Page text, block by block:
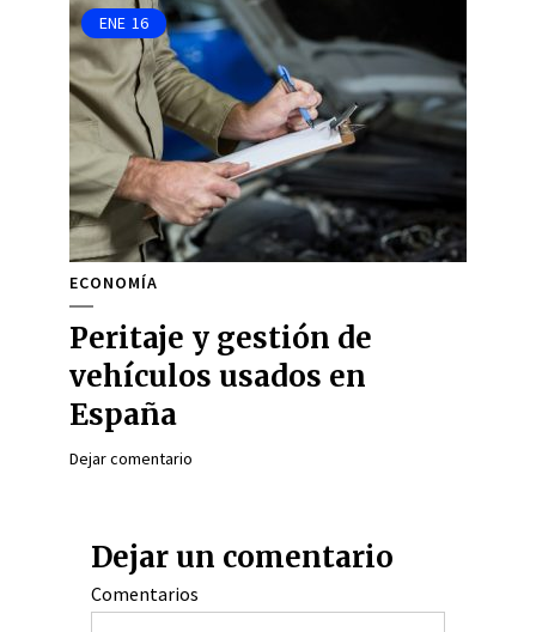
ENE 16
ECONOMÍA
Peritaje y gestión de
vehículos usados en
España
Dejar comentario
Dejar un comentario
Comentarios